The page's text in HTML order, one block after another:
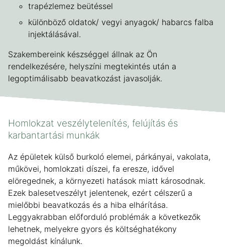
trapézlemez beütéssel
különböző oldatok/ vegyi anyagok/ habarcs falba
injektálásával.
Szakembereink készséggel állnak az Ön
rendelkezésére, helyszíni megtekintés után a
legoptimálisabb beavatkozást javasolják.
Homlokzat veszélytelenítés, felújítás és
karbantartási munkák
Az épületek külső burkoló elemei, párkányai, vakolata,
műkövei, homlokzati díszei, fa eresze, idővel
elöregednek, a környezeti hatások miatt károsodnak.
Ezek balesetveszélyt jelentenek, ezért célszerű a
mielőbbi beavatkozás és a hiba elhárítása.
Leggyakrabban előforduló problémák a következők
lehetnek, melyekre gyors és költséghatékony
megoldást kínálunk.